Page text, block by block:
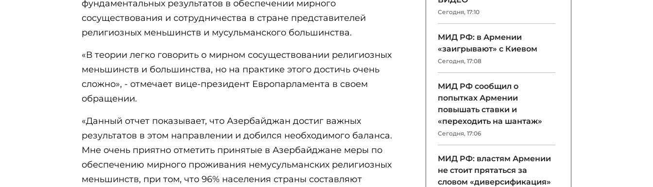
фундаментальных результатов в обеспечении мирного
сосуществования и сотрудничества в стране представителей
религиозных меньшинств и мусульманского большинства.
«В теории легко говорить о мирном сосуществовании религиозных
меньшинств и большинства, но на практике этого достичь очень
сложно», - отмечает вице-президент Европарламента в своем
обращении.
«Данный отчет показывает, что Азербайджан достиг важных
результатов в этом направлении и добился необходимого баланса.
Мне очень приятно отметить принятые в Азербайджане меры по
обеспечению мирного проживания немусульманских религиозных
меньшинств, при том, что 96% населения страны составляют
Сегодня, 17:10
МИД РФ: в Армении
«заигрывают» с Киевом
Сегодня, 17:08
МИД РФ сообщил о
попытках Армении
повышать ставки и
«переходить на шантаж»
Сегодня, 17:06
МИД РФ: властям Армении
не стоит прятаться за
словом «диверсификация»